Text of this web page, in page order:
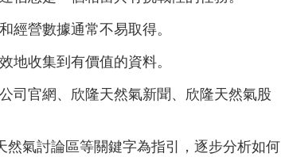
經營數據通常不易取得。
地收集到有價值的資料。
司官網、欣隆天然氣新聞、欣隆天然氣股
氣討論區等關鍵字為指引，逐步分析如何